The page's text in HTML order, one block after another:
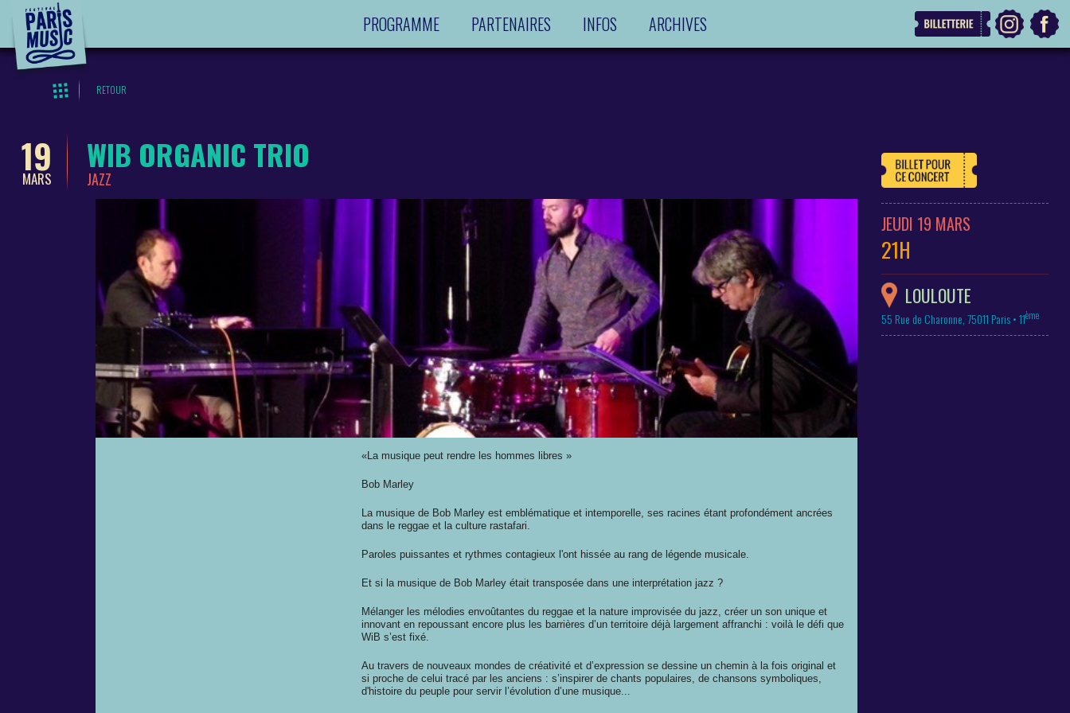
PROGRAMME PARTENAIRES INFOS ARCHIVES
RETOUR
19
MARS
WIB ORGANIC TRIO
JAZZ
JEUDI 19 MARS
21H
LOULOUTE
55 Rue de Charonne, 75011 Paris • 11ème
«La musique peut rendre les hommes libres »
Bob Marley
La musique de Bob Marley est emblématique et intemporelle, ses racines étant profondément ancrées
dans le reggae et la culture rastafari.
Paroles puissantes et rythmes contagieux l'ont hissée au rang de légende musicale.
Et si la musique de Bob Marley était transposée dans une interprétation jazz ?
Mélanger les mélodies envoûtantes du reggae et la nature improvisée du jazz, créer un son unique et
innovant en repoussant encore plus les barrières d’un territoire déjà largement affranchi : voilà le défi que
WiB s’est fixé.
Au travers de nouveaux mondes de créativité et d’expression se dessine un chemin à la fois original et
si proche de celui tracé par les anciens : s’inspirer de chants populaires, de chansons symboliques,
d'histoire du peuple pour servir l’évolution d’une musique...